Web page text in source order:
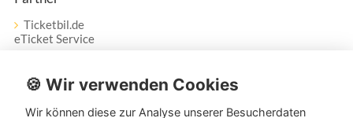
Ticketbil.de
eTicket Service
Vertrag widerrufen
🍪 Wir verwenden Cookies
Wir können diese zur Analyse unserer Besucherdaten